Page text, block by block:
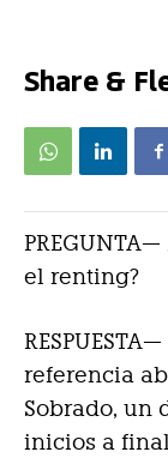
Share &
el renting?
RESPUESTA—
referencia
Sobrado, un
inicios a